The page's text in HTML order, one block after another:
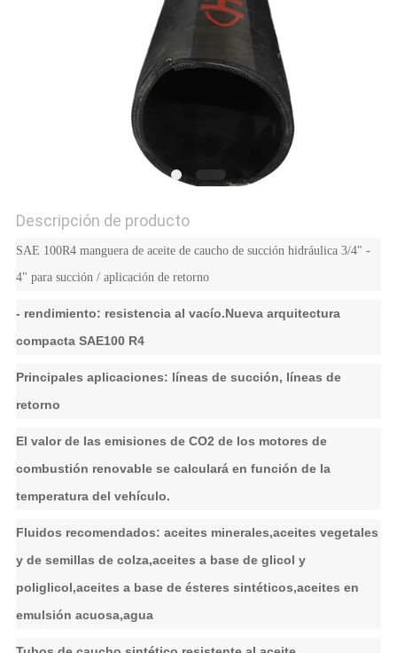
Descripción de producto
SAE 100R4 manguera de aceite de caucho de succión hidráulica 3/4" -
4" para succión / aplicación de retorno
- rendimiento: resistencia al vacío.Nueva arquitectura
compacta SAE100 R4
Principales aplicaciones: líneas de succión, líneas de
retorno
El valor de las emisiones de CO2 de los motores de
combustión renovable se calculará en función de la
temperatura del vehículo.
Fluidos recomendados: aceites minerales,aceites vegetales
y de semillas de colza,aceites a base de glicol y
poliglicol,aceites a base de ésteres sintéticos,aceites en
emulsión acuosa,agua